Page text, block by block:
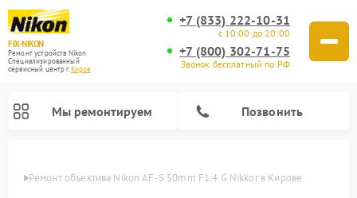
FIX-NIKON
Ремонт устройств Nikon
Специализированный
cервисный центр г.Киров
+7 (833) 222-10-31
с 10:00 до 20:00
+7 (800) 302-71-75
Звонок бесплатный по РФ
Мы ремонтируем Позвонить
Ремонт объектива Nikon AF-S 50mm F1.4 G Nikkor в Кирове